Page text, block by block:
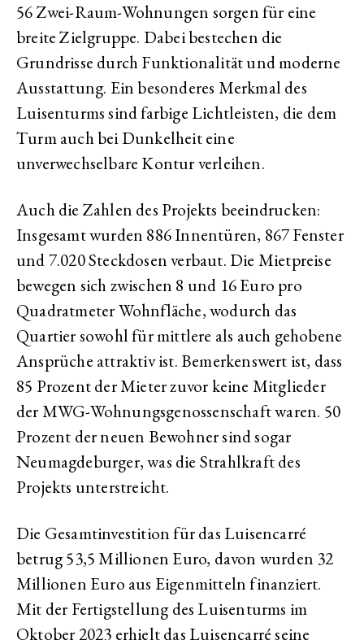
56 Zwei-Raum-Wohnungen sorgen für eine
breite Zielgruppe. Dabei bestechen die
Grundrisse durch Funktionalität und moderne
Ausstattung. Ein besonderes Merkmal des
Luisenturms sind farbige Lichtleisten, die dem
Turm auch bei Dunkelheit eine
unverwechselbare Kontur verleihen.
Auch die Zahlen des Projekts beeindrucken:
Insgesamt wurden 886 Innentüren, 867 Fenster
und 7.020 Steckdosen verbaut. Die Mietpreise
bewegen sich zwischen 8 und 16 Euro pro
Quadratmeter Wohnfläche, wodurch das
Quartier sowohl für mittlere als auch gehobene
Ansprüche attraktiv ist. Bemerkenswert ist, dass
85 Prozent der Mieter zuvor keine Mitglieder
der MWG-Wohnungsgenossenschaft waren. 50
Prozent der neuen Bewohner sind sogar
Neumagdeburger, was die Strahlkraft des
Projekts unterstreicht.
Die Gesamtinvestition für das Luisencarré
betrug 53,5 Millionen Euro, davon wurden 32
Millionen Euro aus Eigenmitteln finanziert.
Mit der Fertigstellung des Luisenturms im
Oktober 2023 erhielt das Luisencarré seine